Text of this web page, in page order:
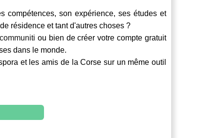
compétences, son expérience, ses études et
résidence et tant d'autres choses ?
communiti ou bien de créer votre compte gratuit
dans le monde.
et les amis de la Corse sur un même outil